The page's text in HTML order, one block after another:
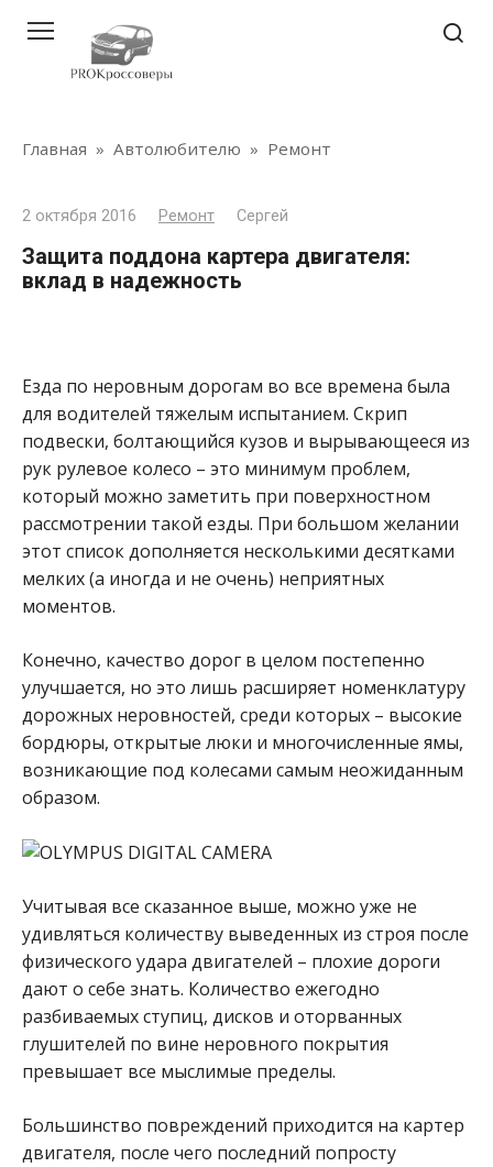
контенту
Главная » Автолюбителю » Ремонт
2 октября 2016 Ремонт Сергей
Защита поддона картера двигателя:
вклад в надежность
Езда по неровным дорогам во все времена была
для водителей тяжелым испытанием. Скрип
подвески, болтающийся кузов и вырывающееся из
рук рулевое колесо – это минимум проблем,
который можно заметить при поверхностном
рассмотрении такой езды. При большом желании
этот список дополняется несколькими десятками
мелких (а иногда и не очень) неприятных
моментов.
Конечно, качество дорог в целом постепенно
улучшается, но это лишь расширяет номенклатуру
дорожных неровностей, среди которых – высокие
бордюры, открытые люки и многочисленные ямы,
возникающие под колесами самым неожиданным
образом.
Учитывая все сказанное выше, можно уже не
удивляться количеству выведенных из строя после
физического удара двигателей – плохие дороги
дают о себе знать. Количество ежегодно
разбиваемых ступиц, дисков и оторванных
глушителей по вине неровного покрытия
превышает все мыслимые пределы.
Большинство повреждений приходится на картер
двигателя, после чего последний попросту